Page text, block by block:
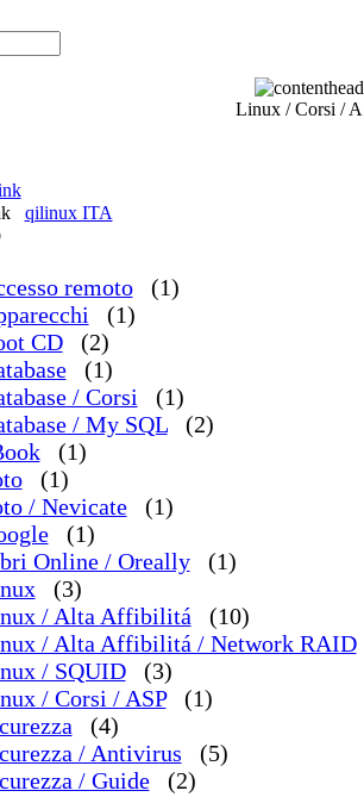
Linux / Corsi /
qilinux ITA
remoto
(1)
(1)
CD
(2)
(1)
/ Corsi
(1)
/ My SQL
(2)
(1)
(1)
/ Nevicate
(1)
(1)
Online / Oreally
(1)
(3)
/ Alta Affibilitá
(10)
/ Alta Affibilitá / Network RAID
/ SQUID
(3)
/ Corsi / ASP
(1)
(4)
/ Antivirus
(5)
/ Guide
(2)